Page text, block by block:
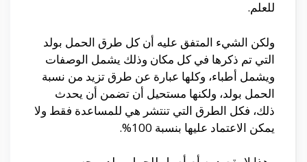
للعلم.
ولكن الشيء المتفق عليه أن كل طرق الحمل بولد
التي تم ذكرها في كل مكان وذلك يشمل الوصفات
ويشمل أطباء، وكلها عبارة عن طرق تزيد من نسبة
الحمل بولد، ولكنها مستحيل أن تضمن أن يحدث
ذلك، فكل الطرق التي تنتشر هي للمساعدة فقط ولا
يمكن الاعتماد عليها بنسبة 100%.